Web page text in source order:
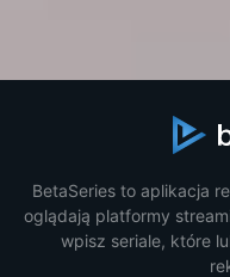
BetaSeries to aplikacja
oglądają platformy
wpisz seriale, które